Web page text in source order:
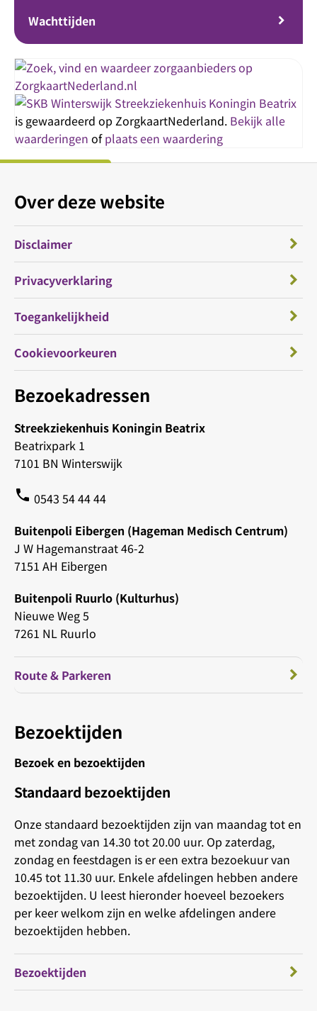
Wachttijden
Streekziekenhuis Koningin Beatrix
is gewaardeerd op ZorgkaartNederland. Bekijk alle
waarderingen ofplaats een waardering
Bezoekadressen
Streekziekenhuis Koningin Beatrix
Beatrixpark 1
7101 BN Winterswijk
phone 0543 54 44 44
Buitenpoli Eibergen (Hageman Medisch Centrum)
J W Hagemanstraat 46-2
7151 AH Eibergen
Buitenpoli Ruurlo (Kulturhus)
Nieuwe Weg 5
7261 NL Ruurlo
Route & Parkeren
Bezoektijden
Bezoek en bezoektijden
Standaard bezoektijden
Onze standaard bezoektijden zijn van maandag tot en
met zondag van 14.30 tot 20.00 uur. Op zaterdag,
zondag en feestdagen is er een extra bezoekuur van
10.45 tot 11.30 uur. Enkele afdelingen hebben andere
bezoektijden. U leest hieronder hoeveel bezoekers
per keer welkom zijn en welke afdelingen andere
bezoektijden hebben.
Bezoektijden
Over deze website
Disclaimer
Privacyverklaring
Toegankelijkheid
Cookievoorkeuren